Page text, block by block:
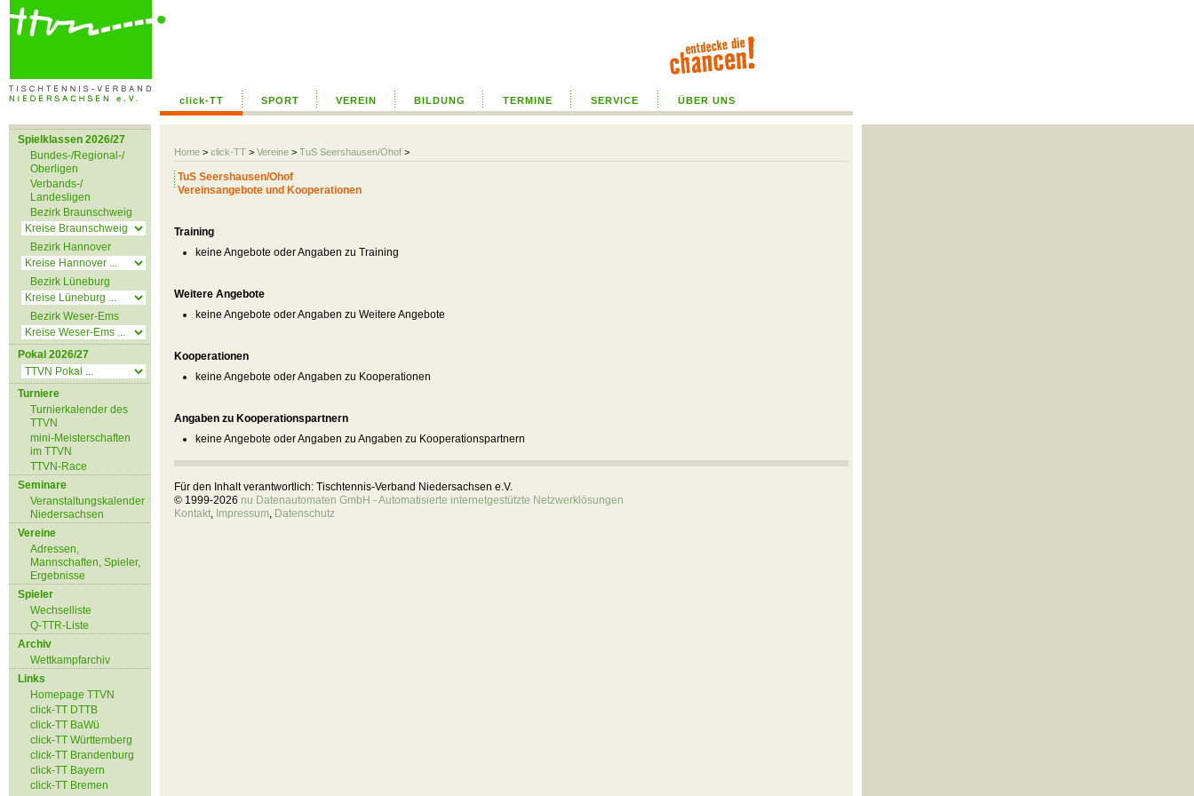
click-TT SPORT VEREIN BILDUNG TERMINE SERVICE ÜBER UNS
Home > click-TT > Vereine > TuS Seershausen/Ohof >
Spielklassen 2026/27
Bundes-/Regional-/
Oberligen
Verbands-/
Landesligen
Bezirk Braunschweig
Bezirk Hannover
Bezirk Lüneburg
Bezirk Weser-Ems
Pokal 2026/27
Turniere
Turnierkalender des
TTVN
mini-Meisterschaften
im TTVN
TTVN-Race
Seminare
Veranstaltungskalender
Niedersachsen
Vereine
Adressen,
Mannschaften, Spieler,
Ergebnisse
Spieler
Wechselliste
Q-TTR-Liste
Archiv
Wettkampfarchiv
Links
Homepage TTVN
click-TT DTTB
click-TT BaWü
click-TT Württemberg
click-TT Brandenburg
click-TT Bayern
click-TT Bremen
TuS Seershausen/Ohof
Vereinsangebote und Kooperationen
Training
keine Angebote oder Angaben zu Training
Weitere Angebote
keine Angebote oder Angaben zu Weitere Angebote
Kooperationen
keine Angebote oder Angaben zu Kooperationen
Angaben zu Kooperationspartnern
keine Angebote oder Angaben zu Angaben zu Kooperationspartnern
Für den Inhalt verantwortlich: Tischtennis-Verband Niedersachsen e.V.
© 1999-2026 nu Datenautomaten GmbH - Automatisierte internetgestützte Netzwerklösungen
Kontakt, Impressum, Datenschutz